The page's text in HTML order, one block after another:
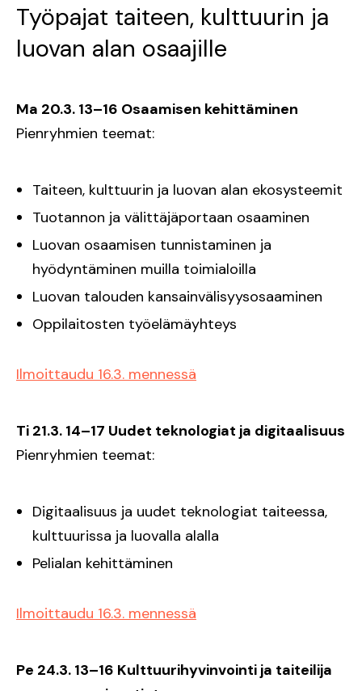
Työpajat taiteen, kulttuurin ja
luovan alan osaajille
Ma 20.3. 13–16 Osaamisen kehittäminen
Pienryhmien teemat:
Taiteen, kulttuurin ja luovan alan ekosysteemit
Tuotannon ja välittäjäportaan osaaminen
Luovan osaamisen tunnistaminen ja
hyödyntäminen muilla toimialoilla
Luovan talouden kansainvälisyysosaaminen
Oppilaitosten työelämäyhteys
Ilmoittaudu 16.3. mennessä
Ti 21.3. 14–17 Uudet teknologiat ja digitaalisuus
Pienryhmien teemat:
Digitaalisuus ja uudet teknologiat taiteessa,
kulttuurissa ja luovalla alalla
Pelialan kehittäminen
Ilmoittaudu 16.3. mennessä
Pe 24.3. 13–16 Kulttuurihyvinvointi ja taiteilija